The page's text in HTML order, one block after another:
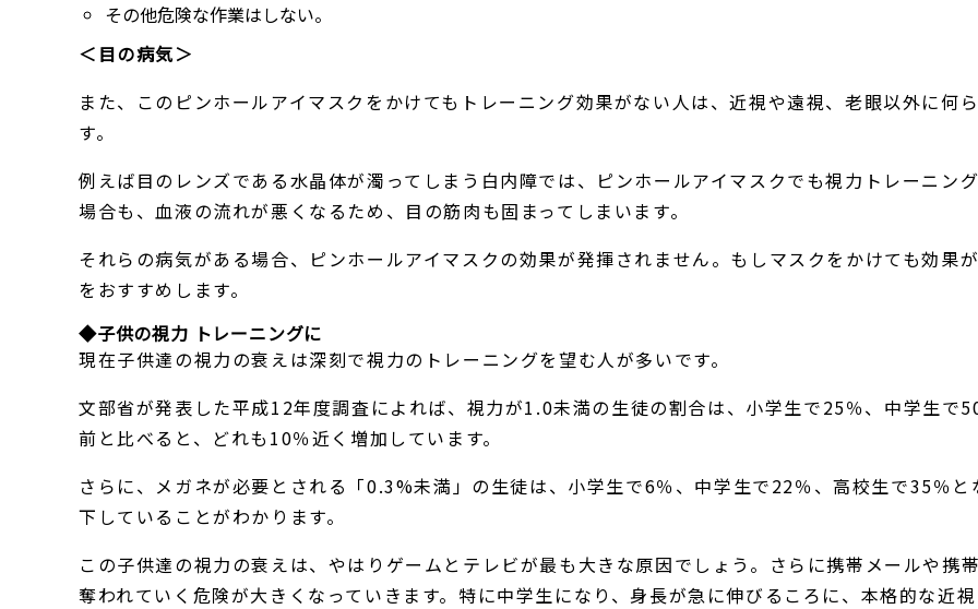
その他危険な作業はしない。
＜目の病気＞
また、このピンホールアイマスクをかけてもトレーニング効果がない人は、近視や遠視、老眼以外に何
す。
例えば目のレンズである水晶体が濁ってしまう白内障では、ピンホールアイマスクでも視力トレーニン
場合も、血液の流れが悪くなるため、目の筋肉も固まってしまいます。
それらの病気がある場合、ピンホールアイマスクの効果が発揮されません。もしマスクをかけても効果
をおすすめします。
◆子供の視力 トレーニングに
現在子供達の視力の衰えは深刻で視力のトレーニングを望む人が多いです。
文部省が発表した平成12年度調査によれば、視力が1.0未満の生徒の割合は、小学生で25％、中学生で
前と比べると、どれも10％近く増加しています。
さらに、メガネが必要とされる「0.3%未満」の生徒は、小学生で6％、中学生で22％、高校生で35％
下していることがわかります。
この子供達の視力の衰えは、やはりゲームとテレビが最も大きな原因でしょう。さらに携帯メールや携
奪われていく危険が大きくなっていきます。特に中学生になり、身長が急に伸びるころに、本格的な近